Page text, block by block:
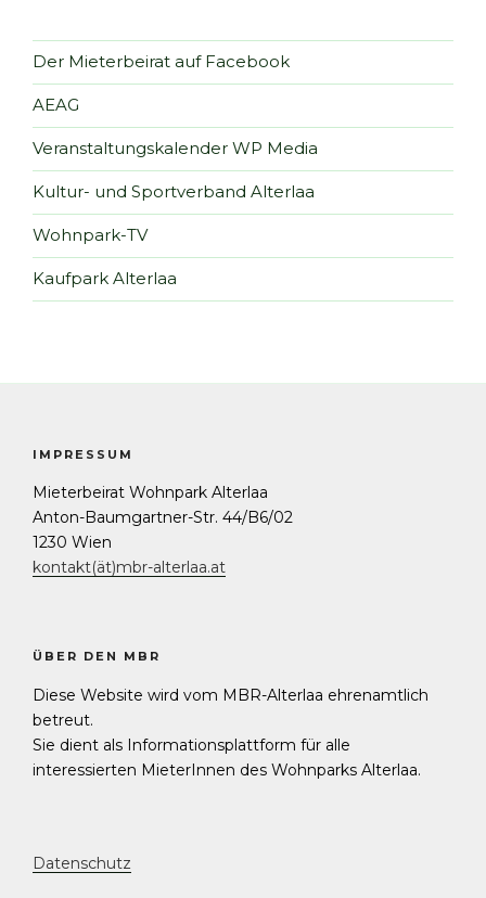
Der Mieterbeirat auf Facebook
AEAG
Veranstaltungskalender WP Media
Kultur- und Sportverband Alterlaa
Wohnpark-TV
Kaufpark Alterlaa
IMPRESSUM
Mieterbeirat Wohnpark Alterlaa
Anton-Baumgartner-Str. 44/B6/02
1230 Wien
kontakt(ät)mbr-alterlaa.at
ÜBER DEN MBR
Diese Website wird vom MBR-Alterlaa ehrenamtlich
betreut.
Sie dient als Informationsplattform für alle
interessierten MieterInnen des Wohnparks Alterlaa.
Datenschutz